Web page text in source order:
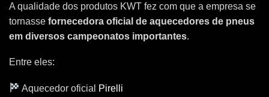
A qualidade dos produtos KWT fez com que a empresa se
tornasse fornecedora oficial de aquecedores de pneus
em diversos campeonatos importantes.
Entre eles:
Aquecedor oficial
Pirelli